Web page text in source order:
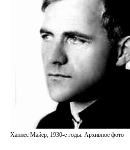
Ханнес Майер, 1930-е годы. Архивное фото